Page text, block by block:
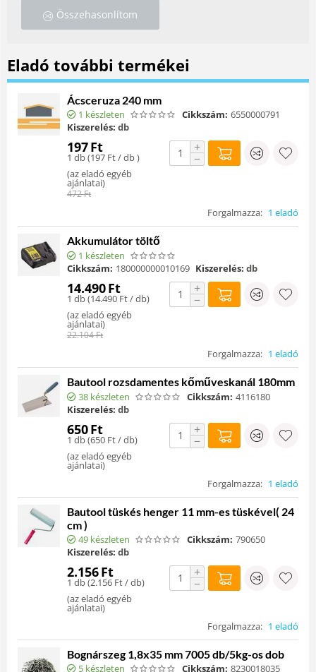
Összehasonlítom
Eladó további termékei
Ácsceruza 240 mm
1 készleten Cikkszám: 6550000791
Kiszerelés: db
197Ft
1 db (197 Ft/ db )
(az eladó egyéb
ajánlatai)
472Ft
+
−
Forgalmazza: 1 eladó
Akkumulátor töltő
1 készleten
Cikkszám: 180000000010169 Kiszerelés: db
14.490Ft
1 db (14.490 Ft/ db)
(az eladó egyéb
ajánlatai)
22.104Ft
+
−
Forgalmazza: 1 eladó
Bautool rozsdamentes kőműveskanál 180mm
38 készleten Cikkszám: 4116180
Kiszerelés: db
650Ft
1 db (650 Ft/ db)
(az eladó egyéb
ajánlatai)
+
−
Forgalmazza: 1 eladó
Bautool tüskés henger 11 mm-es tüskével( 24
cm )
49 készleten Cikkszám: 790650
Kiszerelés: db
2.156Ft
1 db (2.156 Ft/ db)
(az eladó egyéb
ajánlatai)
+
−
Forgalmazza: 1 eladó
Bognárszeg 1,8x35 mm 7005 db/5kg-os dob
5 készleten Cikkszám: 8230018035